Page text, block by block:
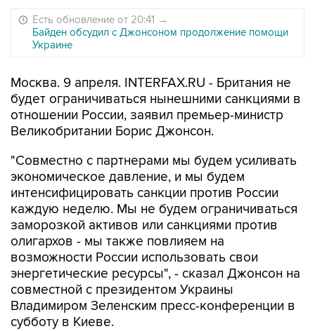
Есть обновление от 20:41 →
Байден обсудил с Джонсоном продолжение помощи
Украине
Москва. 9 апреля. INTERFAX.RU - Британия не
будет ограничиваться нынешними санкциями в
отношении России, заявил премьер-министр
Великобритании Борис Джонсон.
"Совместно с партнерами мы будем усиливать
экономическое давление, и мы будем
интенсифицировать санкции против России
каждую неделю. Мы не будем ограничиваться
заморозкой активов или санкциями против
олигархов - мы также повлияем на
возможности России использовать свои
энергетические ресурсы", - сказал Джонсон на
совместной с президентом Украины
Владимиром Зеленским пресс-конференции в
субботу в Киеве.